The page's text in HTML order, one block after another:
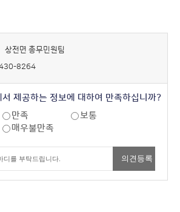
상전면 총무민원팀
8264
서 제공하는 정보에 대하여 만족하십니까?
만족
보통
매우불만족